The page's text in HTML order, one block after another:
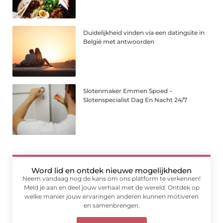
Duidelijkheid vinden via een datingsite in
België met antwoorden
Slotenmaker Emmen Spoed –
Slotenspecialist Dag En Nacht 24/7
Word lid en ontdek nieuwe mogelijkheden
Neem vandaag nog de kans om ons platform te verkennen!
Meld je aan en deel jouw verhaal met de wereld. Ontdek op
welke manier jouw ervaringen anderen kunnen motiveren
en samenbrengen.